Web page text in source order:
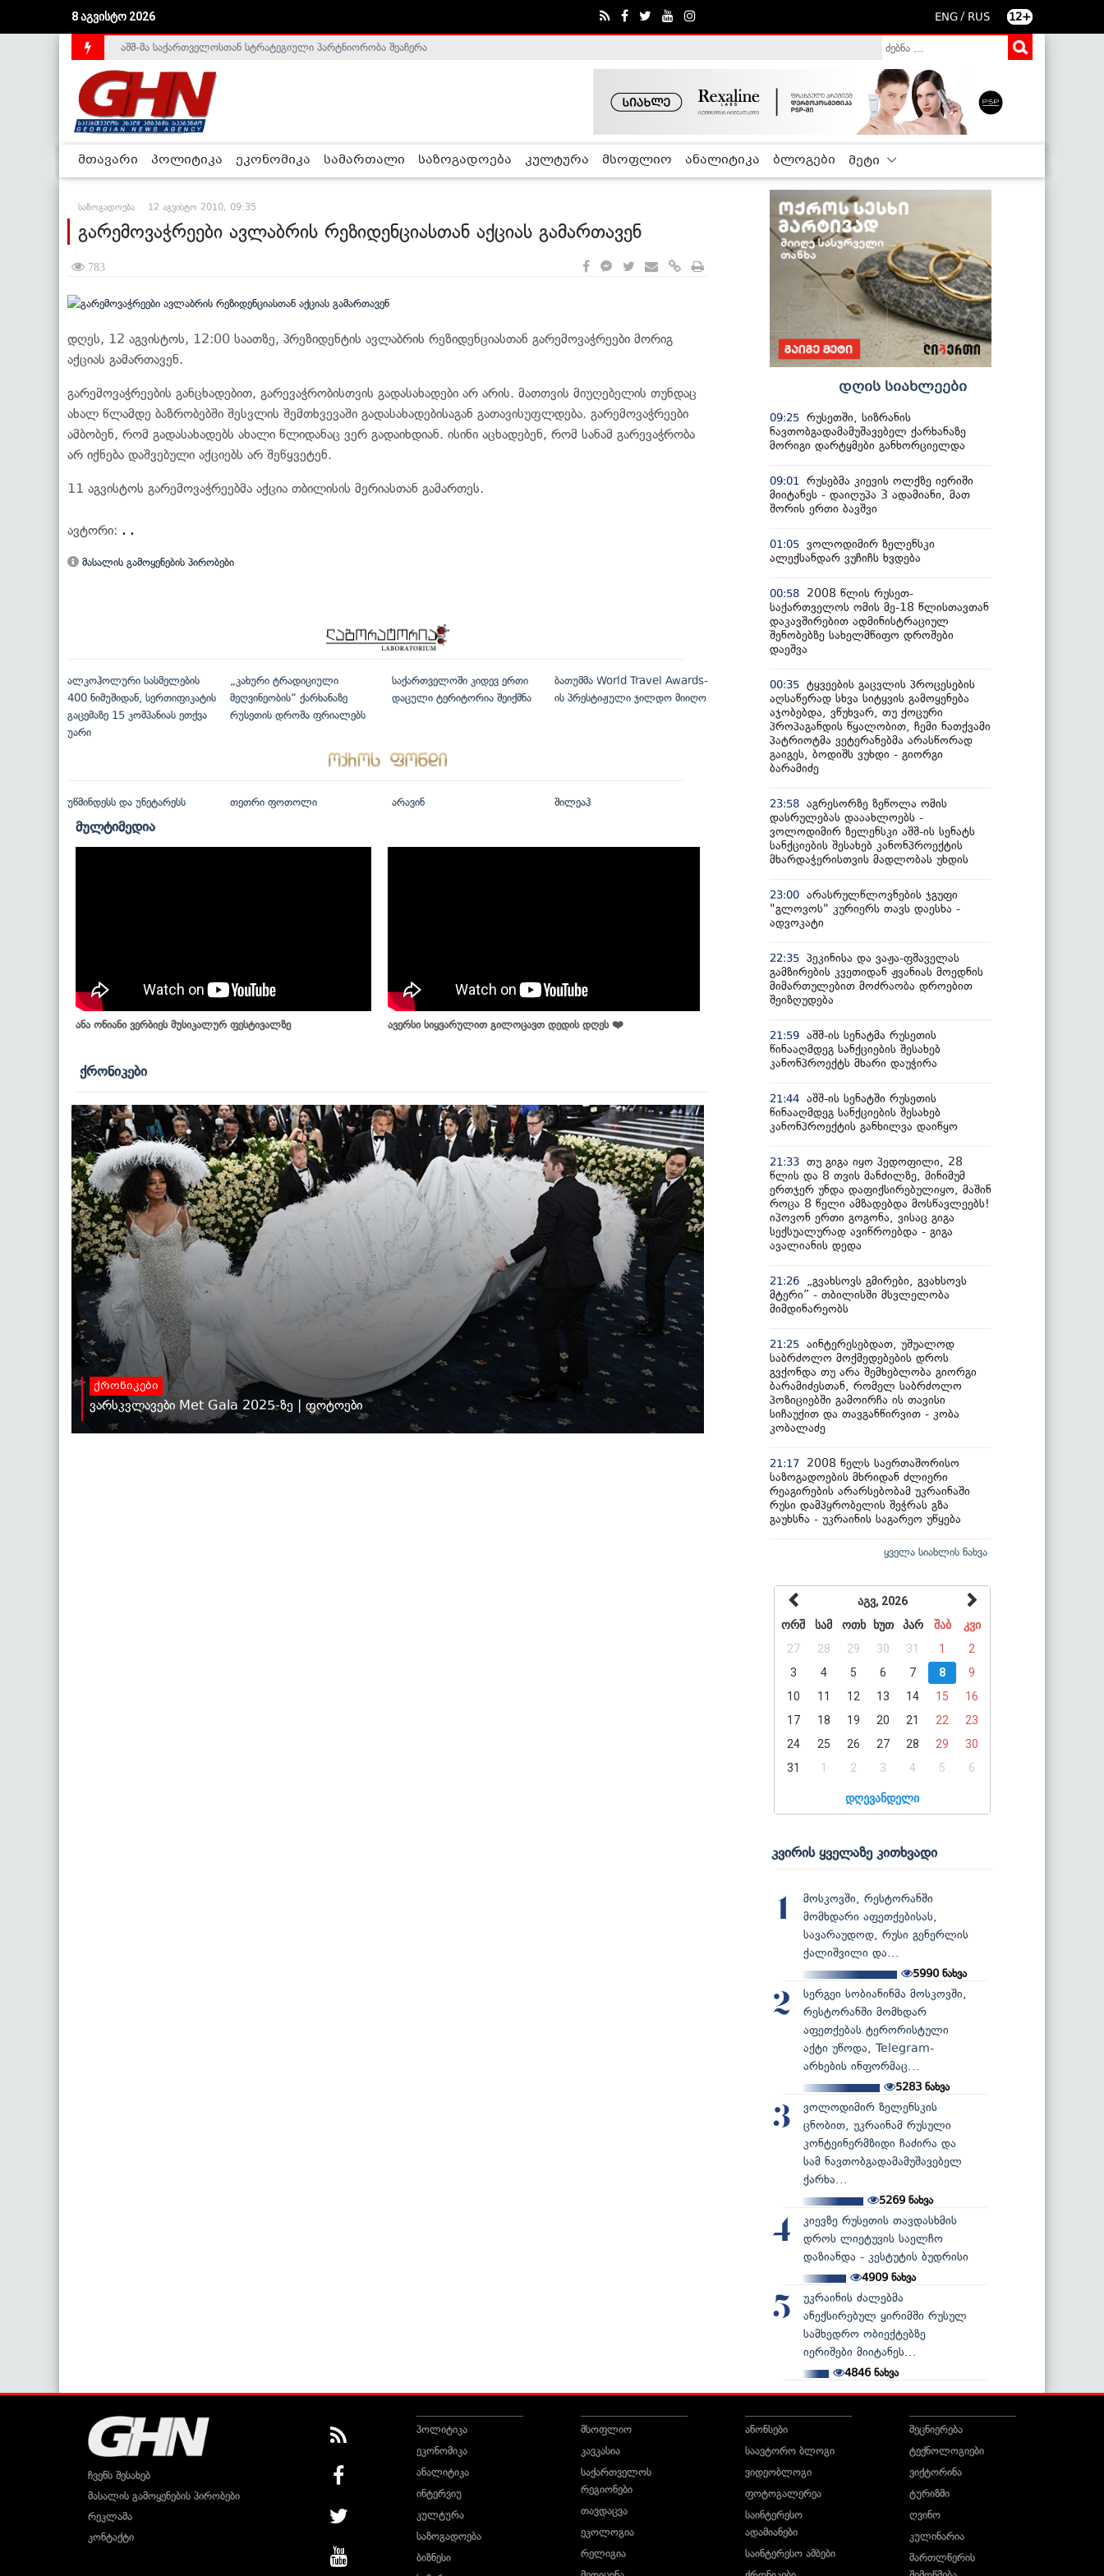
8 აგვისტო 2026 ENG / RUS 12+
საქართველოს დე-ფაქტო მთავრობა არალეგიტიმურია - ჰელსინკის კომისია
აშშ-მა საქართველოსთან სტრატეგიული პარტნიორობა შეაჩერა
მთავარი პოლიტიკა ეკონომიკა სამართალი საზოგადოება კულტურა მსოფლიო ანალიტიკა ბლოგები მეტი
საზოგადოება 12 აგვისტო 2010, 09:35
გარემოვაჭრეები ავლაბრის რეზიდენციასთან აქციას გამართავენ
783
დღეს, 12 აგვისტოს, 12:00 საათზე, პრეზიდენტის ავლაბრის რეზიდენციასთან გარემოვაჭრეები მორიგ
აქციას გამართავენ.
გარემოვაჭრეების განცხადებით, გარევაჭრობისთვის გადასახადები არ არის. მათთვის მიუღებელის თუნდაც
ახალ წლამდე ბაზრობებში შესვლის შემთხვევაში გადასახადებისაგან გათავისუფლდება. გარემოვაჭრეები
ამბობენ, რომ გადასახადებს ახალი წლიდანაც ვერ გადაიხდიან. ისინი აცხადებენ, რომ სანამ გარევაჭრობა
არ იქნება დაშვებული აქციებს არ შეწყვეტენ.
11 აგვისტოს გარემოვაჭრეებმა აქცია თბილისის მერიასთან გამართეს.
ავტორი: . .
მასალის გამოყენების პირობები
ალკოჰოლური სასმელების
400 ნიმუშიდან, სერთიფიკატის
გაცემაზე 15 კომპანიას ეთქვა
უარი
„კახური ტრადიციული
მეღვინეობის“ ქარხანაზე
რუსეთის დროშა ფრიალებს
საქართველოში კიდევ ერთი
დაცული ტერიტორია შეიქმნა
ბათუმმა World Travel Awards-
ის პრესტიჟული ჯილდო მიიღო
უწმინდესს და უნეტარესს თეთრი ფოთოლი არავინ შილეაჰ
მულტიმედია
ანა ონიანი ვერბიეს მუსიკალურ ფესტივალზე ავერსი სიყვარულით გილოცავთ დედის დღეს ❤️
ქრონიკები
ქრონიკები
ვარსკვლავები Met Gala 2025-ზე | ფოტოები
დღის სიახლეები
09:25 რუსეთში, სიზრანის
ნავთობგადამამუშავებელ ქარხანაზე
მორიგი დარტყმები განხორციელდა
09:01
რუსებმა კიევის ოლქზე იერიში
მიიტანეს - დაიღუპა 3 ადამიანი, მათ
შორის ერთი ბავშვი
01:05 ვოლოდიმირ ზელენსკი
ალექსანდარ ვუჩიჩს ხვდება
00:58
2008 წლის რუსეთ-
საქართველოს ომის მე-18 წლისთავთან
დაკავშირებით ადმინისტრაციულ
შენობებზე სახელმწიფო დროშები
დაეშვა
00:35 ტყვეების გაცვლის პროცესების
აღსაწერად სხვა სიტყვის გამოყენება
აჯობებდა, ვწუხვარ, თუ ქოცური
პროპაგანდის წყალობით, ჩემი ნათქვამი
პატრიოტმა ვეტერანებმა არასწორად
გაიგეს, ბოდიშს ვუხდი - გიორგი
ბარამიძე
23:58 აგრესორზე ზეწოლა ომის
დასრულებას დააახლოებს -
ვოლოდიმირ ზელენსკი აშშ-ის სენატს
სანქციების შესახებ კანონპროექტის
მხარდაჭერისთვის მადლობას უხდის
23:00 არასრულწლოვნების ჯგუფი
"გლოვოს" კურიერს თავს დაესხა -
ადვოკატი
22:35 პეკინისა და ვაჟა-ფშაველას
გამზირების კვეთიდან ჟვანიას მოედნის
მიმართულებით მოძრაობა დროებით
შეიზღუდება
21:59 აშშ-ის სენატმა რუსეთის
წინააღმდეგ სანქციების შესახებ
კანონპროექტს მხარი დაუჭირა
21:44 აშშ-ის სენატში რუსეთის
წინააღმდეგ სანქციების შესახებ
კანონპროექტის განხილვა დაიწყო
21:33 თუ გიგა იყო პედოფილი, 28
წლის და 8 თვის მანძილზე, მინიმუმ
ერთჯერ უნდა დაფიქსირებულიყო, მაშინ
როცა 8 წელი ამზადებდა მოსწავლეებს!
იპოვონ ერთი გოგონა, ვისაც გიგა
სექსუალურად ავიწროებდა - გიგა
ავალიანის დედა
21:26
„გვახსოვს გმირები, გვახსოვს
მტერი” - თბილისში მსვლელობა
მიმდინარეობს
21:25 აინტერესებდათ, უშუალოდ
საბრძოლო მოქმედებების დროს
გვქონდა თუ არა შემხებლობა გიორგი
ბარამიძესთან, რომელ საბრძოლო
პოზიციებში გამოირჩა ის თავისი
სიჩაუქით და თავგანწირვით - კობა
კობალაძე
21:17
2008 წელს საერთაშორისო
საზოგადოების მხრიდან ძლიერი
რეაგირების არარსებობამ უკრაინაში
რუსი დამპყრობელის შეჭრას გზა
გაუხსნა - უკრაინის საგარეო უწყება
ყველა სიახლის ნახვა
აგვ, 2026
ორშ
სამ ოთხ ხუთ პარ შაბ
კვი
27
28 29 30 31 1
2
3
4 5 6 7 8
9
10
11 12 13 14 15
16
17
18 19 20 21 22
23
24
25 26 27 28 29
30
31
1 2 3 4 5 6
დღევანდელი
კვირის ყველაზე კითხვადი
1
მოსკოვში, რესტორანში
მომხდარი აფეთქებისას,
სავარაუდოდ, რუსი გენერლის
ქალიშვილი და...
5990ნახვა
2
სერგეი სობიანინმა მოსკოვში,
რესტორანში მომხდარ
აფეთქებას ტერორისტული
აქტი უწოდა, Telegram-
არხების ინფორმაც...
5283 ნახვა
3
ვოლოდიმირ ზელენსკის
ცნობით, უკრაინამ რუსული
კონტეინერმზიდი ჩაძირა და
სამ ნავთობგადამამუშავებელ
ქარხა...
5269ნახვა
4
კიევზე რუსეთის თავდასხმის
დროს ლიეტუვის საელჩო
დაზიანდა - კესტუტის ბუდრისი
4909ნახვა
5
უკრაინის ძალებმა
ანექსირებულ ყირიმში რუსულ
სამხედრო ობიექტებზე
იერიშები მიიტანეს...
4846ნახვა
ჩვენს შესახებ
მასალის გამოყენების პირობები
რეკლამა
კონტაქტი
პოლიტიკა
ეკონომიკა
ანალიტიკა
ინტერვიუ
კულტურა
საზოგადოება
ბიზნესი
მსოფლიო
კავკასია
საქართველოს
რეგიონები
თავდაცვა
ეკოლოგია
რელიგია
ანონსები
საავტორო ბლოგი
ვიდეობლოგი
ფოტოგალერეა
საინტერესო
ადამიანები
საინტერესო ამბები
მეცნიერება
ტექნოლოგიები
ვიქტორინა
ტურიზმი
ღვინო
კულინარია
მართლწერის